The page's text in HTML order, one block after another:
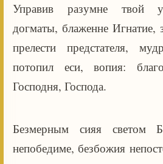
Управив разумне твой
догматы, блаженне Игнатие,
прелести предстателя,
потопил еси, вопия:
Господня, Господа.
Безмерным сияя светом
непобедиме, безбожия